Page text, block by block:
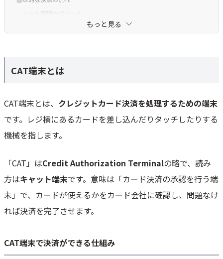
レシート管理のポイント
ポータブル型CAT端末
CAT端末のメリット
キャッシュレス対応による売上向上
会計業務の効率化
導入コストや手数料がかかる
CAT端末の費用相場
導入にかかる総額の目安（初期費用＋月額＋手数料）
無料で使えるケース
どこで使うか（レジ固定か持ち運びか）で選ぶ
入金サイクルと資金繰りで選ぶ
もっと見る
CAT端末とは
CAT端末とは、 クレジットカード決済を処理するための端末
です。レジ横にあるカードを差し込んだりタッチしたりする
機械を指します。
「CAT」はCredit Authorization Terminalの略で、読み
方はキャット端末です。意味は「カード決済の承認を行う端
末」で、カードが使えるかをカード会社に確認し、問題なけ
れば決済を完了させます。
CAT端末で決済ができる仕組み